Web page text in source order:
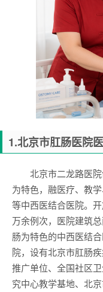
1.北京市肛肠医院医
北京市二龙路医
为特色，融医疗、教
等中西医结合医院。
万余例次，医院建筑
肠为特色的中西医结
院，设有北京市肛肠
推广单位、全国社区
究中心教学基地、北